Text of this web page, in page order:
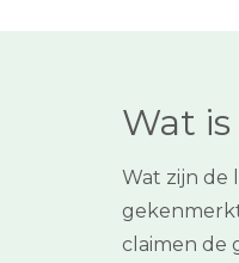
Wat
Wat zijn de
claimen de